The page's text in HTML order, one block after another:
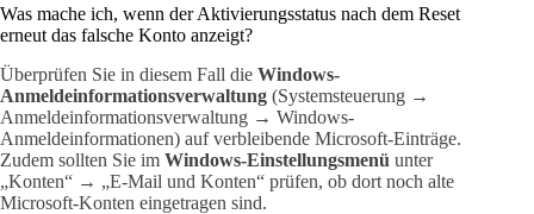
Was mache ich, wenn der Aktivierungsstatus nach dem Reset
erneut das falsche Konto anzeigt?
Überprüfen Sie in diesem Fall die Windows-
Anmeldeinformationsverwaltung (Systemsteuerung →
Anmeldeinformationsverwaltung → Windows-
Anmeldeinformationen) auf verbleibende Microsoft-Einträge.
Zudem sollten Sie im Windows-Einstellungsmenü unter
„Konten“ → „E-Mail und Konten“ prüfen, ob dort noch alte
Microsoft-Konten eingetragen sind.